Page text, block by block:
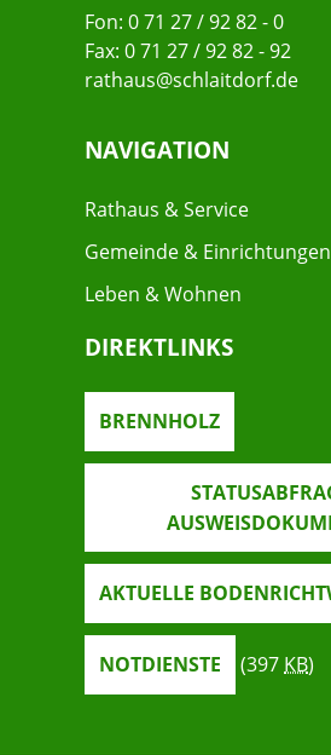
Fon: 0 71 27 / 92 82 - 0
Fax: 0 71 27 / 92 82 - 92
rathaus@schlaitdorf.de
NAVIGATION
Rathaus & Service
Gemeinde & Einrichtungen
Leben & Wohnen
DIREKTLINKS
BRENNHOLZ
AKTUELLE
NOTDIENSTE (397 KB)